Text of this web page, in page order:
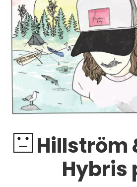
Hillström
Hybris